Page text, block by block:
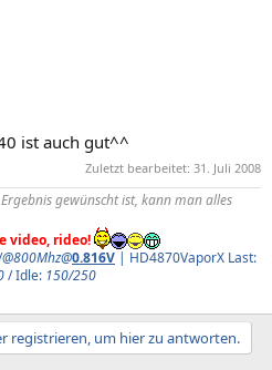
ist auch gut^^
Zuletzt bearbeitet: 31. Juli 2008
gewünscht ist, kann man alles
video, rideo!
@800Mhz@0.816V | HD4870VaporX Last:
/ Idle: 150/250
registrieren, um hier zu antworten.